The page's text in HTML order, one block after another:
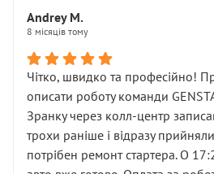
Для людини, яка хоча б трохи
це звучить як мінімум
спроба продати дорогий вузол
ущільнювачів.
Що прикро — це не перший мій
вас стартер, і тоді сервіс наче
враження. Але згодом знайшов
лобовим склом. Мені пояснили,
відкручували”, і попросили не
Andrey M.
8 місяців тому
Чітко, швидко та професійно!
описати роботу команди
Зранку через колл-центр
трохи раніше і відразу
потрібен ремонт стартера. О